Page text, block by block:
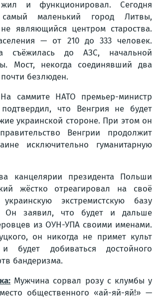
и функционировал. Сегодня
маленький город Литвы,
являющийся центром староства.
— от 210 до 333 человек.
съёжилась до АЗС, начальной
Мост, некогда соединявший два
почти безлюден.
На саммите НАТО премьер-министр
что Венгрия не будет
украинской стороне. При этом он
Венгрии продолжит
исключительно гуманитарную
канцелярии президента Польши
жёстко отреагировал на своё
экстремистскую базу
Он заявил, что будет и дальше
из ОУН-УПА своими именами.
он никогда не примет культ
и будет добиваться достойного
бандеризма.
Мужчина сорвал розу с клумбы у
общественного «ай-яй-яй!» —